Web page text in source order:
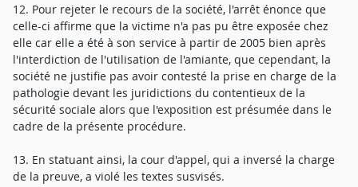
12. Pour rejeter le recours de la société, l'arrêt énonce que
celle-ci affirme que la victime n'a pas pu être exposée chez
elle car elle a été à son service à partir de 2005 bien après
l'interdiction de l'utilisation de l'amiante, que cependant, la
société ne justifie pas avoir contesté la prise en charge de la
pathologie devant les juridictions du contentieux de la
sécurité sociale alors que l'exposition est présumée dans le
cadre de la présente procédure.
13. En statuant ainsi, la cour d'appel, qui a inversé la charge
de la preuve, a violé les textes susvisés.